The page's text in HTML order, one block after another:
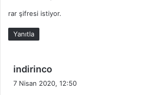
i
k
i
rar şifresi istiyor.
Yanıtla
indirinco
7 Nisan 2020, 12:50